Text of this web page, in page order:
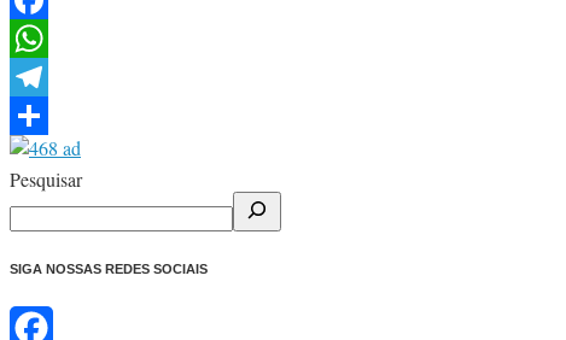
Facebook
WhatsApp
Telegram
Share
Pesquisar
SIGA NOSSAS REDES SOCIAIS